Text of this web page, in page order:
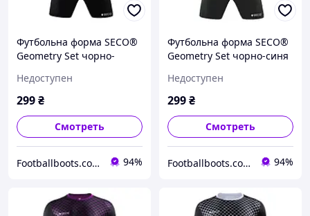
Футбольна форма SECO®
Geometry Set чорно-
Недоступен
299₴
Смотреть
Footballboots.com.ua 94%
Футбольна форма SECO®
Geometry Set чорно-синя
Недоступен
299₴
Смотреть
Footballboots.com.ua 94%